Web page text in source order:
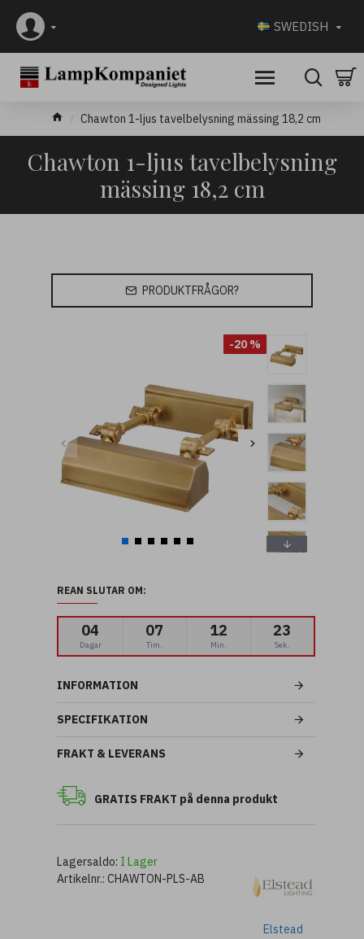
SWEDISH
Chawton 1-ljus tavelbelysning mässing 18,2 cm
Chawton 1-ljus tavelbelysning
mässing 18,2 cm
PRODUKTFRÅGOR?
-20 %
INFORMATION
SPECIFIKATION
FRAKT & LEVERANS
GRATIS FRAKT på denna produkt
REAN SLUTAR OM:
04
Dagar
07
Tim.
12
Min.
21
Sek.
Lagersaldo: I Lager
Artikelnr.: CHAWTON-PLS-AB
Elstead